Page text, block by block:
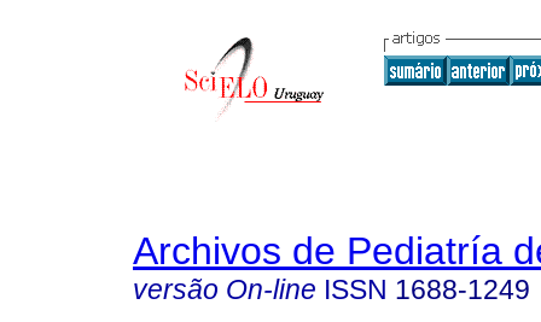
Archivos de Pediatría
versão On-line ISSN 1688-1249